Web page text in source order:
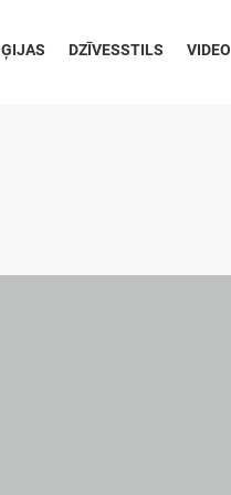
DZĪVESSTILS VIDEO